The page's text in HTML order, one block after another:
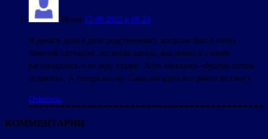
Нелли 12.08.2022 в 06:24
Я деньги дала в долг родственнику, когда он был в очень
тяжелой ситуации, но когда давала, мысленно я с ними
распрощалась и не жду отдачи. Хотя заикалась «будешь потом
отдавать». А теперь молчу. Сама погадать все равно не смогу.
Ответить
КОММЕНТАРИИ